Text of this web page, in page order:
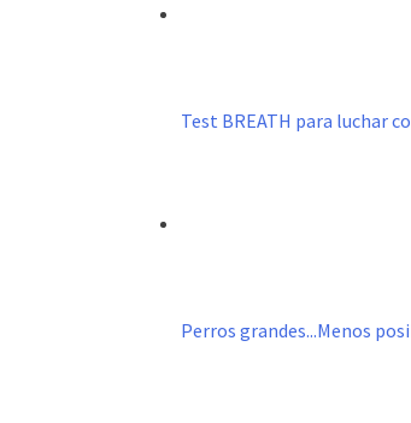
Test BREATH para luchar
Perros grandes...Menos